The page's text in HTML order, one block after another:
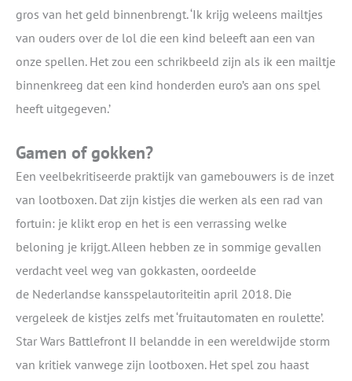
gros van het geld binnenbrengt. ‘Ik krijg weleens mailtjes
van ouders over de lol die een kind beleeft aan een van
onze spellen. Het zou een schrikbeeld zijn als ik een mailtje
binnenkreeg dat een kind honderden euro’s aan ons spel
heeft uitgegeven.’
Gamen of gokken?
Een veelbekritiseerde praktijk van gamebouwers is de inzet
van lootboxen. Dat zijn kistjes die werken als een rad van
fortuin: je klikt erop en het is een verrassing welke
beloning je krijgt. Alleen hebben ze in sommige gevallen
verdacht veel weg van gokkasten, oordeelde
de Nederlandse kansspelautoriteitin april 2018. Die
vergeleek de kistjes zelfs met ‘fruitautomaten en roulette’.
Star Wars Battlefront II belandde in een wereldwijde storm
van kritiek vanwege zijn lootboxen. Het spel zou haast